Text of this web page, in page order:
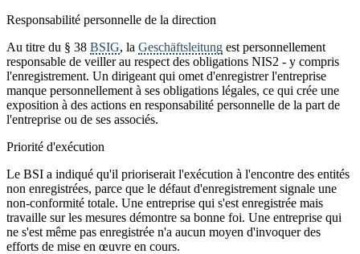
Responsabilité personnelle de la direction
Au titre du § 38 BSIG, la Geschäftsleitung est personnellement
responsable de veiller au respect des obligations NIS2 - y compris
l'enregistrement. Un dirigeant qui omet d'enregistrer l'entreprise
manque personnellement à ses obligations légales, ce qui crée une
exposition à des actions en responsabilité personnelle de la part de
l'entreprise ou de ses associés.
Priorité d'exécution
Le BSI a indiqué qu'il prioriserait l'exécution à l'encontre des entités
non enregistrées, parce que le défaut d'enregistrement signale une
non-conformité totale. Une entreprise qui s'est enregistrée mais
travaille sur les mesures démontre sa bonne foi. Une entreprise qui
ne s'est même pas enregistrée n'a aucun moyen d'invoquer des
efforts de mise en œuvre en cours.